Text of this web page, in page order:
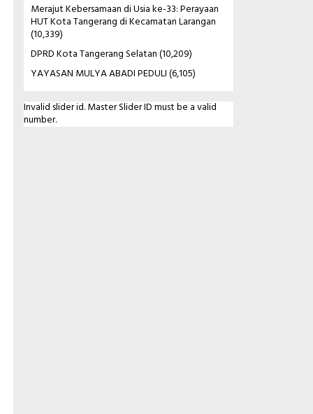
Merajut Kebersamaan di Usia ke-33: Perayaan
HUT Kota Tangerang di Kecamatan Larangan
(10,339)
DPRD Kota Tangerang Selatan(10,209)
YAYASAN MULYA ABADI PEDULI(6,105)
Invalid slider id. Master Slider ID must be a valid
number.